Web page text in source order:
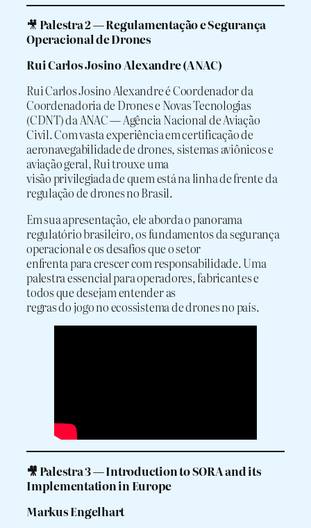
🎥 Palestra 2 — Regulamentação e Segurança
Operacional de Drones
Rui Carlos Josino Alexandre (ANAC)
Rui Carlos Josino Alexandre é Coordenador da
Coordenadoria de Drones e Novas Tecnologias
(CDNT) da ANAC — Agência Nacional de Aviação
Civil. Com vasta experiência em certificação de
aeronavegabilidade de drones, sistemas aviônicos e
aviação geral, Rui trouxe uma
visão privilegiada de quem está na linha de frente da
regulação de drones no Brasil.
Em sua apresentação, ele aborda o panorama
regulatório brasileiro, os fundamentos da segurança
operacional e os desafios que o setor
enfrenta para crescer com responsabilidade. Uma
palestra essencial para operadores, fabricantes e
todos que desejam entender as
regras do jogo no ecossistema de drones no país.
🎥 Palestra 3 — Introduction to SORA and its
Implementation in Europe
Markus Engelhart